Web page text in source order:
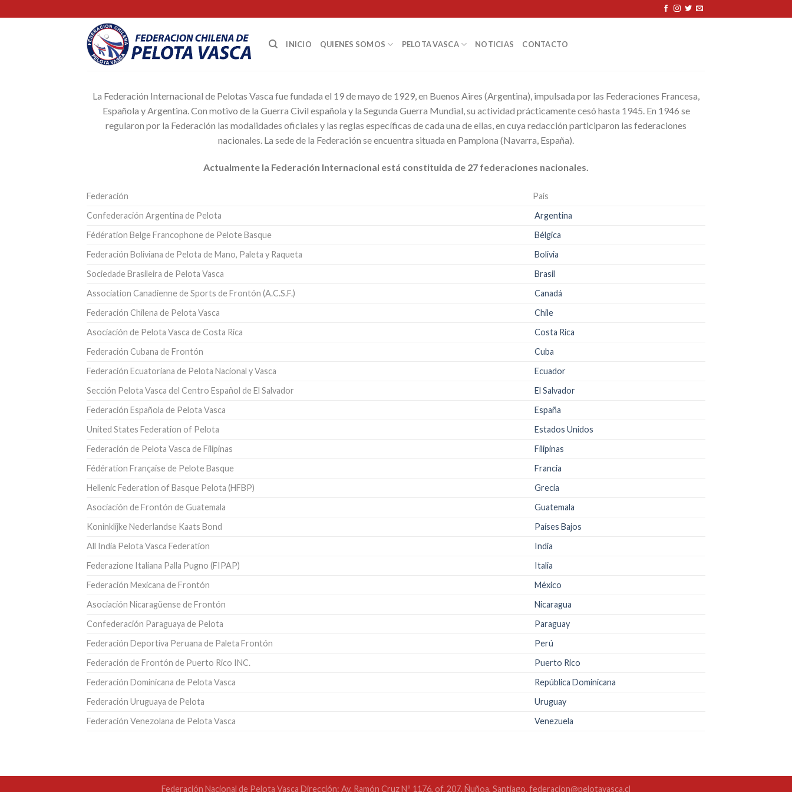
to
INICIO QUIENES SOMOS PELOTA VASCA NOTICIAS CONTACTO
La Federación Internacional de Pelotas Vasca fue fundada el 19 de mayo de 1929, en Buenos Aires (Argentina), impulsada por las Federaciones Francesa,
Española y Argentina. Con motivo de la Guerra Civil española y la Segunda Guerra Mundial, su actividad prácticamente cesó hasta 1945. En 1946 se
regularon por la Federación las modalidades oficiales y las reglas específicas de cada una de ellas, en cuya redacción participaron las federaciones
nacionales. La sede de la Federación se encuentra situada en Pamplona (Navarra, España).
Actualmente la Federación Internacional está constituida de 27 federaciones nacionales.
Federación
País
Confederación Argentina de Pelota
Argentina
Fédération Belge Francophone de Pelote Basque
Bélgica
Federación Boliviana de Pelota de Mano, Paleta y Raqueta
Bolivia
Sociedade Brasileira de Pelota Vasca
Brasil
Association Canadienne de Sports de Frontón (A.C.S.F.)
Canadá
Federación Chilena de Pelota Vasca
Chile
Asociación de Pelota Vasca de Costa Rica
Costa Rica
Federación Cubana de Frontón
Cuba
Federación Ecuatoriana de Pelota Nacional y Vasca
Ecuador
Sección Pelota Vasca del Centro Español de El Salvador
El Salvador
Federación Española de Pelota Vasca
España
United States Federation of Pelota
Estados Unidos
Federación de Pelota Vasca de Filipinas
Filipinas
Fédération Française de Pelote Basque
Francia
Hellenic Federation of Basque Pelota (HFBP)
Grecia
Asociación de Frontón de Guatemala
Guatemala
Koninklijke Nederlandse Kaats Bond
Países Bajos
All India Pelota Vasca Federation
India
Federazione Italiana Palla Pugno (FIPAP)
Italia
Federación Mexicana de Frontón
México
Asociación Nicaragüense de Frontón
Nicaragua
Confederación Paraguaya de Pelota
Paraguay
Federación Deportiva Peruana de Paleta Frontón
Perú
Federación de Frontón de Puerto Rico INC.
Puerto Rico
Federación Dominicana de Pelota Vasca
República Dominicana
Federación Uruguaya de Pelota
Uruguay
Federación Venezolana de Pelota Vasca
Venezuela
Federación Nacional de Pelota Vasca Dirección: Av. Ramón Cruz Nº 1176, of. 207, Ñuñoa, Santiago. federacion@pelotavasca.cl